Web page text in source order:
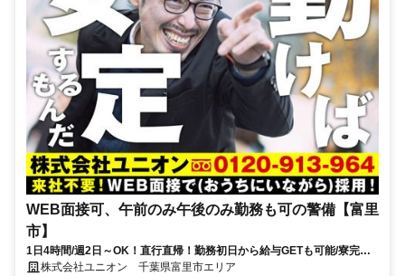
WEB面接可、午前のみ午後のみ勤務も可の警備【富里
市】
1日4時間/週2日～OK！直行直帰！勤務初日から給与GETも可能/寮完備
＆携帯貸与♪
株式会社ユニオン 千葉県富里市エリア